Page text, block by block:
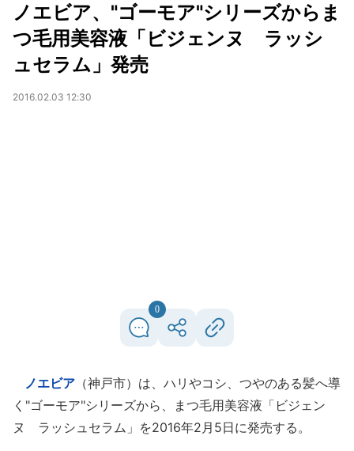
ノエビア、"ゴーモア"シリーズからま
つ毛用美容液「ビジェンヌ ラッシ
ュセラム」発売
2016.02.03 12:30
0
ノエビア （神戸市）は、ハリやコシ、つやのある髪へ導
く"ゴーモア"シリーズから、まつ毛用美容液「ビジェン
ヌ ラッシュセラム」を2016年2月5日に発売する。